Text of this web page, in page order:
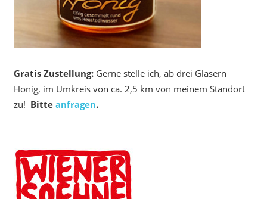
Gratis Zustellung:Gerne stelle ich, ab drei Gläsern
Honig, im Umkreis von ca. 2,5 km von meinem Standort
zu! Bitte anfragen.